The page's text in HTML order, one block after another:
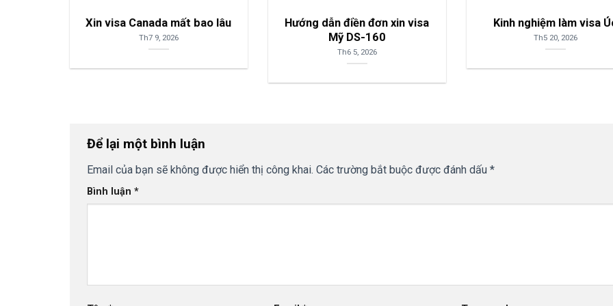
Xin visa Canada mất bao lâu
Th7 9, 2026
Hướng dẫn điền đơn xin visa
Mỹ DS-160
Th6 5, 2026
Kinh nghiệm làm visa
Th5 20, 2026
Để lại một bình luận
Email của bạn sẽ không được hiển thị công khai. Các trường bắt buộc được đánh dấu *
Bình luận *